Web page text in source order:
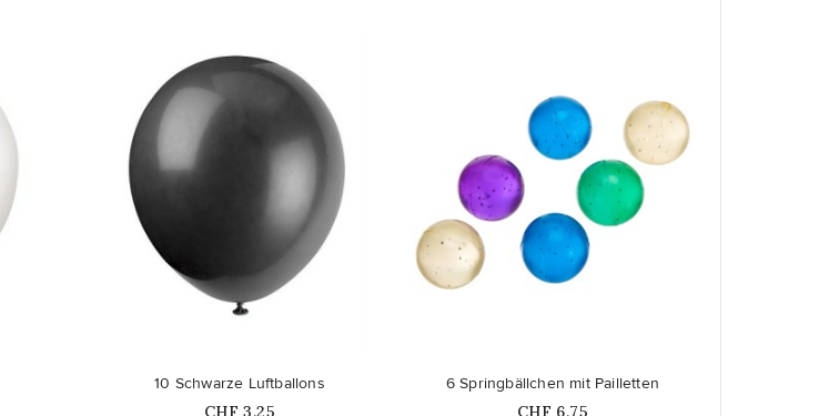
10 Schwarze Luftballons
Price
CHF 3,25
6 Springbällchen mit Pailletten
Price
CHF 6,75